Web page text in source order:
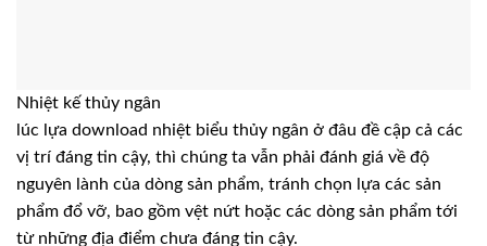
Nhiệt kế thủy ngân
lúc lựa download nhiệt biểu thủy ngân ở đâu đề cập cả các
vị trí đáng tin cậy, thì chúng ta vẫn phải đánh giá về độ
nguyên lành của dòng sản phẩm, tránh chọn lựa các sản
phẩm đổ vỡ, bao gồm vệt nứt hoặc các dòng sản phẩm tới
từ những địa điểm chưa đáng tin cậy.